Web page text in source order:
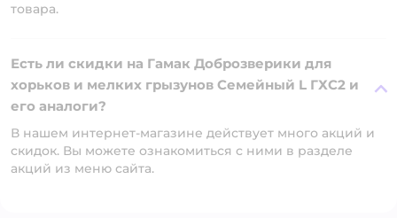
товара.
Есть ли скидки на Гамак Доброзверики для
хорьков и мелких грызунов Семейный L ГХС2 и
его аналоги?
В нашем интернет-магазине действует много акций и
скидок. Вы можете ознакомиться с ними в разделе
акций из меню сайта.